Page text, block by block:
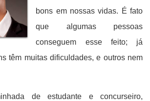
bons em nossas vidas. É fato
que algumas pessoas
conseguem esse feito; já
têm muitas dificuldades, e outros nem
de estudante e concurseiro,